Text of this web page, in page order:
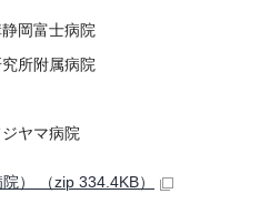
岡富士病院
所附属病院
ヤマ病院
） （zip 334.4KB）